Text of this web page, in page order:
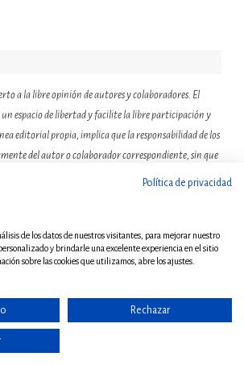
a la libre opinión de autores y colaboradores. El
un espacio de libertad y facilite la libre participación y
editorial propia, implica que la responsabilidad de los
del autor o colaborador correspondiente, sin que
de miembros de la comunidad de Fiscalblog asuman o
u opiniones expresadas.
Política de privacidad
de los datos de nuestros visitantes, para mejorar nuestro
y brindarle una excelente experiencia en el sitio
sobre las cookies que utilizamos, abre los ajustes.
Rechazar